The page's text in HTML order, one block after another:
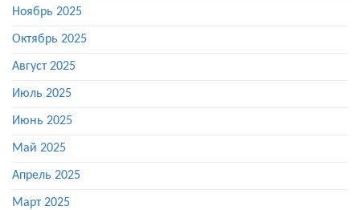
Ноябрь 2025
Октябрь 2025
Август 2025
Июль 2025
Июнь 2025
Май 2025
Апрель 2025
Март 2025